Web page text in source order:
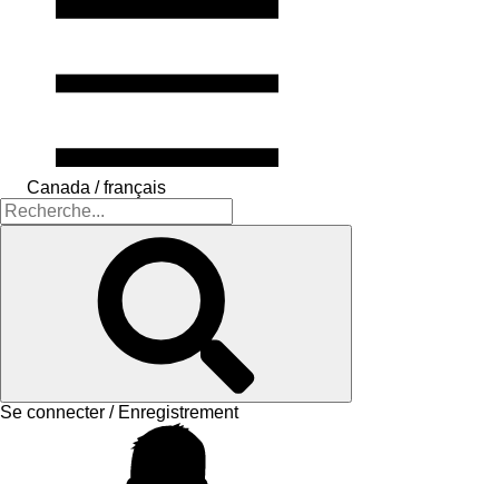
Canada / français
Se connecter / Enregistrement